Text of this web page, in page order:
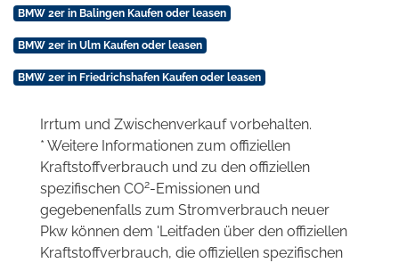
BMW 2er in Balingen Kaufen oder leasen
BMW 2er in Ulm Kaufen oder leasen
BMW 2er in Friedrichshafen Kaufen oder leasen
Irrtum und Zwischenverkauf vorbehalten.
* Weitere Informationen zum offiziellen
Kraftstoffverbrauch und zu den offiziellen
spezifischen CO2-Emissionen und
gegebenenfalls zum Stromverbrauch neuer
Pkw können dem 'Leitfaden über den offiziellen
Kraftstoffverbrauch, die offiziellen spezifischen